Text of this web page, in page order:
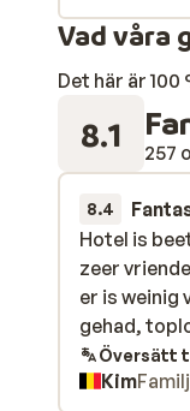
Vad våra
Det här är
8.1 257
8.4
Hotel is
zeer
er is weinig
gehad,
Hotel is
zeer
er is weinig
gehad,
Översätt
KimFamilj